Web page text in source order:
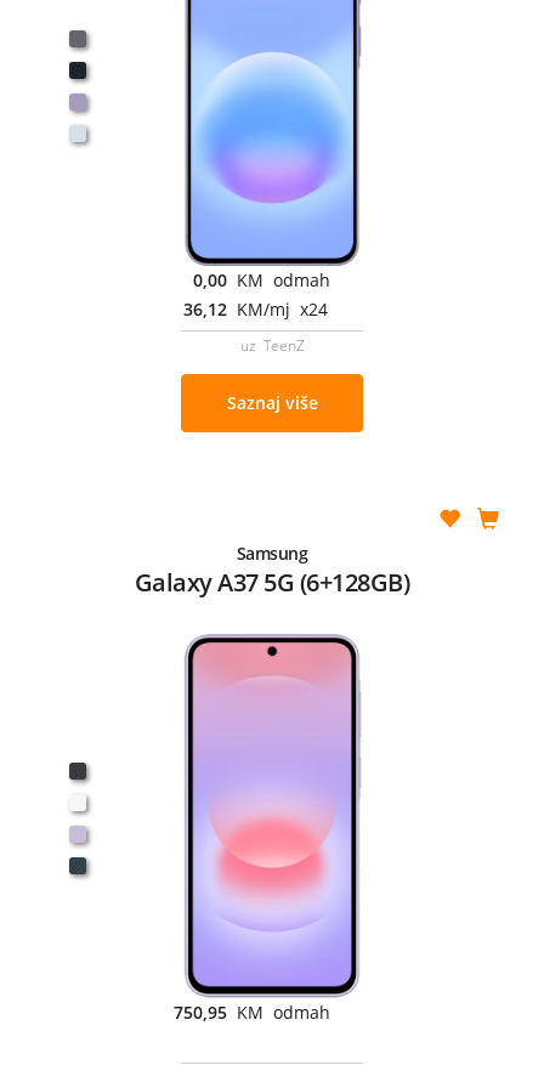
0,00 KM odmah
36,12 KM/mj x24
uz TeenZ
Saznaj više
Samsung
Galaxy A37 5G (6+128GB)
750,95 KM odmah